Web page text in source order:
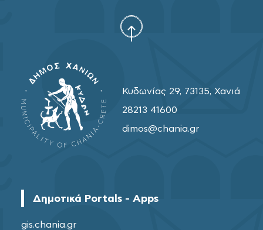
Κυδωνίας 29, 73135, Χανιά
28213 41600
dimos@chania.gr
Δημοτικά Portals - Apps
gis.chania.gr